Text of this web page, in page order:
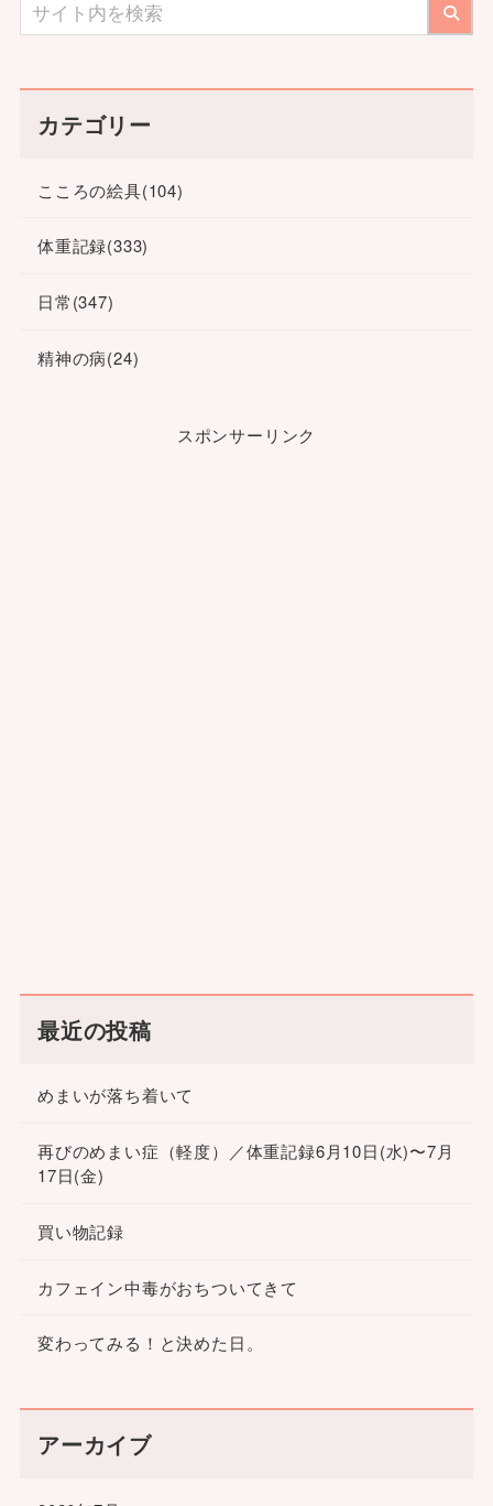
カテゴリー
こころの絵具(104)
体重記録(333)
日常(347)
精神の病(24)
スポンサーリンク
最近の投稿
めまいが落ち着いて
再びのめまい症（軽度）／体重記録6月10日(水)〜7月
17日(金)
買い物記録
カフェイン中毒がおちついてきて
変わってみる！と決めた日。
アーカイブ